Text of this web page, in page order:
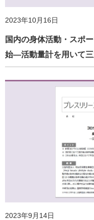
『健康づくりウォッチ
2023年10月16日
国内の身体活動・スポ
始―活動量計を用いて
2023年9月14日